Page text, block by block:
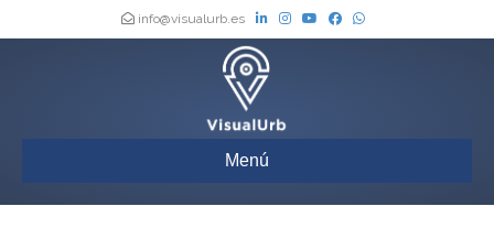
info@visualurb.es
Menú